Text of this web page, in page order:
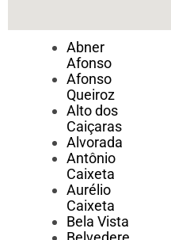
Abner
Afonso
Afonso
Queiroz
Alto dos
Caiçaras
Alvorada
Antônio
Caixeta
Aurélio
Caixeta
Bela Vista